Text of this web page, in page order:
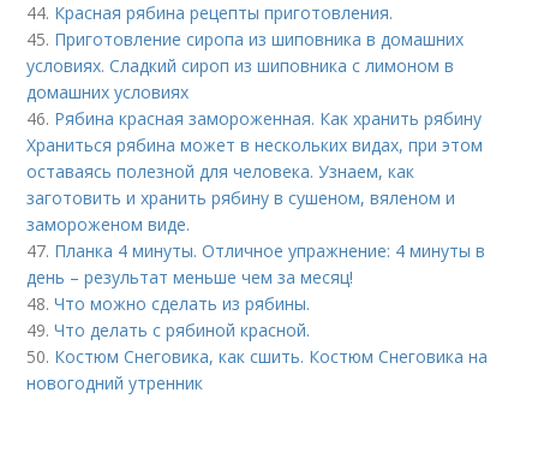
44. Красная рябина рецепты приготовления.
45. Приготовление сиропа из шиповника в домашних
условиях. Сладкий сироп из шиповника с лимоном в
домашних условиях
46. Рябина красная замороженная. Как хранить рябину
Храниться рябина может в нескольких видах, при этом
оставаясь полезной для человека. Узнаем, как
заготовить и хранить рябину в сушеном, вяленом и
замороженом виде.
47. Планка 4 минуты. Отличное упражнение: 4 минуты в
день – результат меньше чем за месяц!
48.Что можно сделать из рябины.
49.Что делать с рябиной красной.
50. Костюм Снеговика, как сшить. Костюм Снеговика на
новогодний утренник